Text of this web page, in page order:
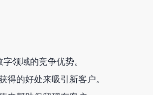
领域的竞争优势。
得的好处来吸引新客户。